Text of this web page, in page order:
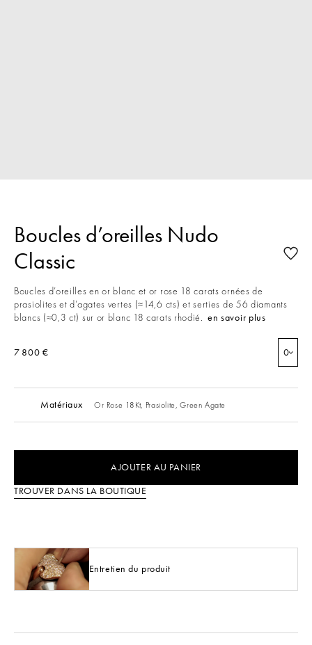
Boucles d’oreilles Nudo
Classic
Boucles d’oreilles en or blanc et or rose 18 carats ornées de
prasiolites et d’agates vertes (≈14,6 cts) et serties de 56 diamants
blancs (≈0,3 ct) sur or blanc 18 carats rhodié. en savoir plus
7 800 € 0
Matériaux Or Rose 18Kt, Prasiolite, Green Agate
AJOUTER AU PANIER
TROUVER DANS LA BOUTIQUE
Entretien du produit